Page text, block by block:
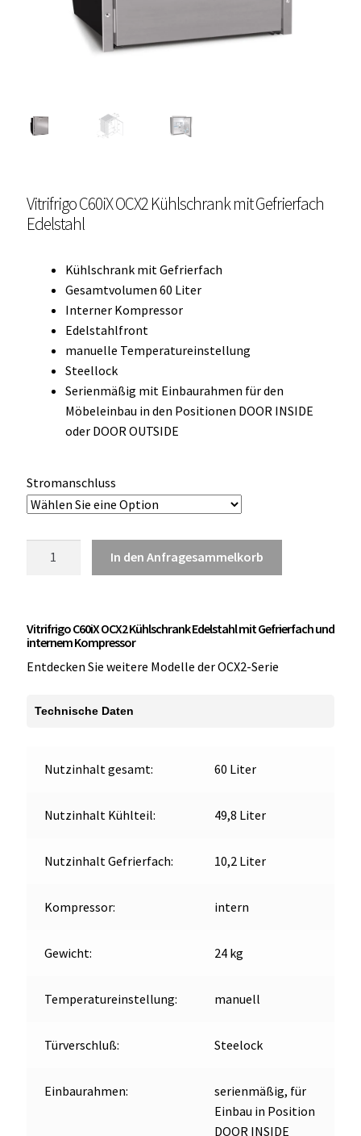
Einbau Kühlmöbel, externer Kompressor, Front:
schwarz, lichtgrau
Kühl- Gefrierkombinationen
Weinkühlschränke
Kühlkassetten
Kühl-/ Gefrierboxen tragbar
OCX 2 Serie
Geräte Optionen
Wissenswertes
Konfigurator
Vitrifrigo C60iX OCX2 Kühlschrank mit Gefrierfach
Edelstahl
Kühlschrank mit Gefrierfach
Gesamtvolumen 60 Liter
Interner Kompressor
Edelstahlfront
manuelle Temperatureinstellung
Steellock
Serienmäßig mit Einbaurahmen für den
Möbeleinbau in den Positionen DOOR INSIDE
oder DOOR OUTSIDE
Stromanschluss
mit
Gefrierfach
Edelstahl
In den Anfragesammelkorb
Vitrifrigo C60iX OCX2 Kühlschrank Edelstahl mit Gefrierfach und
internem Kompressor
Entdecken Sie weitere Modelle der OCX2-Serie
Technische Daten
Nutzinhalt gesamt: 60 Liter
Nutzinhalt Kühlteil: 49,8 Liter
Nutzinhalt Gefrierfach: 10,2 Liter
Kompressor: intern
Gewicht: 24 kg
Temperatureinstellung: manuell
Türverschluß: Steelock
Einbaurahmen:
serienmäßig, für
Einbau in Position
DOOR INSIDE